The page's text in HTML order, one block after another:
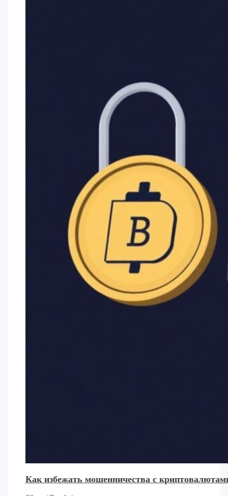
Как избежать мошенничества с